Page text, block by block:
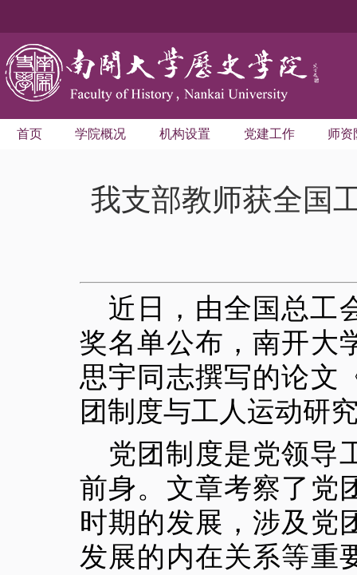
首页 学院概况 机构设置 党建工作 师资
我支部教师获全国
近日，由全国总工
奖名单公布，南开大
思宇同志撰写的论文
团制度与工人运动研
党团制度是党领导
前身。文章考察了党
时期的发展，涉及党
发展的内在关系等重